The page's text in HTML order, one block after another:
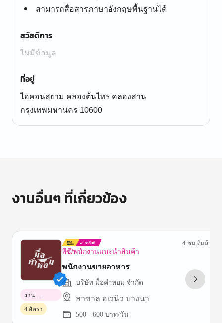
สามารถสื่อสารภาษาอังกฤษพื้นฐานได้
สวัสดิการ
ไม่มีข้อมูล
ที่อยู่
ไอคอนสยาม คลองต้นไทร คลองสาน
กรุงเทพมหานคร 10600
งานอื่นๆ ที่เกี่ยวข้อง
พีซี/พนักงานแนะนำสินค้า
4 ชม.ที่แล้ว
พนักงานขายอาหาร
บริษัท มื้อคำหอม จำกัด
ลาซาล อเวนิว บางนา
500 - 600 บาท/วัน
งาน
พาร์ทไทม์
4 อัตรา